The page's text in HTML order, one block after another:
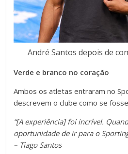
André Santos depois de
Verde e branco no coração
Ambos os atletas entraram no
descrevem o clube como se
“[A experiência] foi incrível.
oportunidade de ir para o
– Tiago Santos